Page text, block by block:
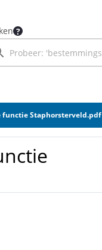
functie Staphorsterveld.pdf